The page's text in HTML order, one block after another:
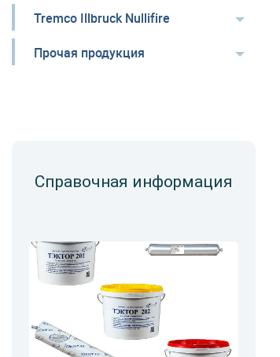
Tremco Illbruck Nullifire
Прочая продукция
Справочная информация